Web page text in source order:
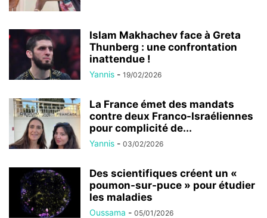
Islam Makhachev face à Greta
Thunberg : une confrontation
inattendue !
Yannis - 19/02/2026
La France émet des mandats
contre deux Franco-Israéliennes
pour complicité de...
Yannis - 03/02/2026
Des scientifiques créent un «
poumon-sur-puce » pour étudier
les maladies
Oussama - 05/01/2026